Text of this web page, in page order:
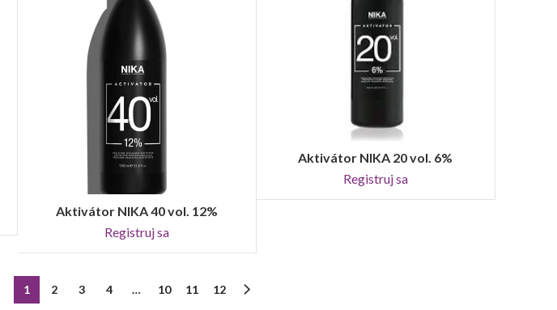
REGISTRUJ SA
Aktivátor NIKA 20 vol. 6%
Registruj sa
REGISTRUJ SA
Aktivátor NIKA 40 vol. 12%
Registruj sa
1 2 3 4 … 10 11 12